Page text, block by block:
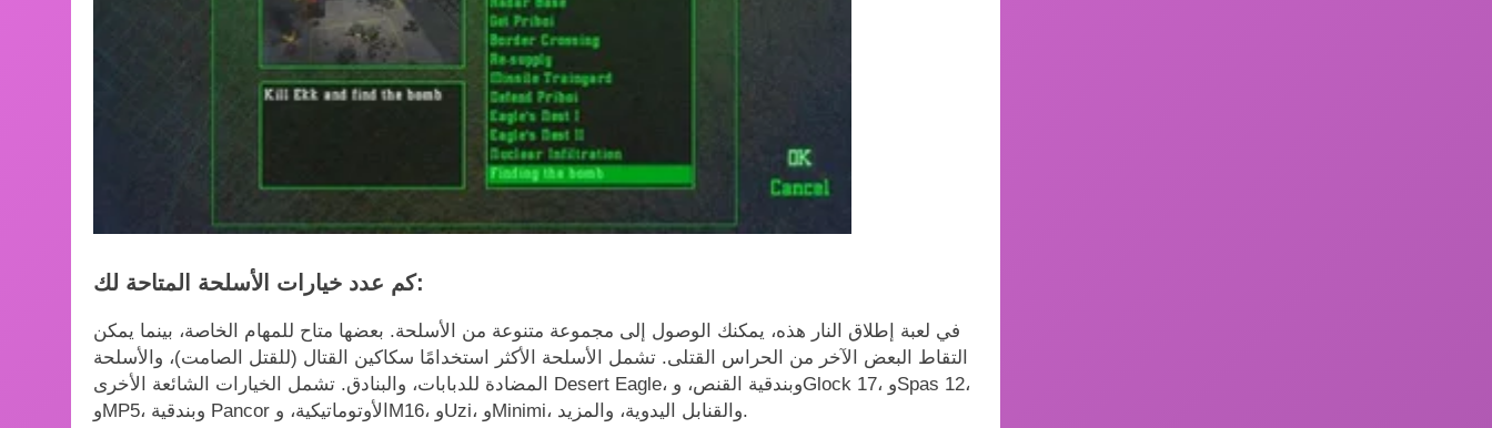
كم عدد خيارات الأسلحة المتاحة لك:
في لعبة إطلاق النار هذه، يمكنك الوصول إلى مجموعة متنوعة من الأسلحة. بعضها متاح للمهام الخاصة، بينما يمكن
التقاط البعض الآخر من الحراس القتلى. تشمل الأسلحة الأكثر استخدامًا سكاكين القتال (للقتل الصامت)، والأسلحة
المضادة للدبابات، والبنادق. تشمل الخيارات الشائعة الأخرى Desert Eagle، وبندقية القنص، وGlock 17، وSpas 12،
وMP5، وبندقية Pancor الأوتوماتيكية، وM16، وUzi، وMinimi، والقنابل اليدوية، والمزيد.